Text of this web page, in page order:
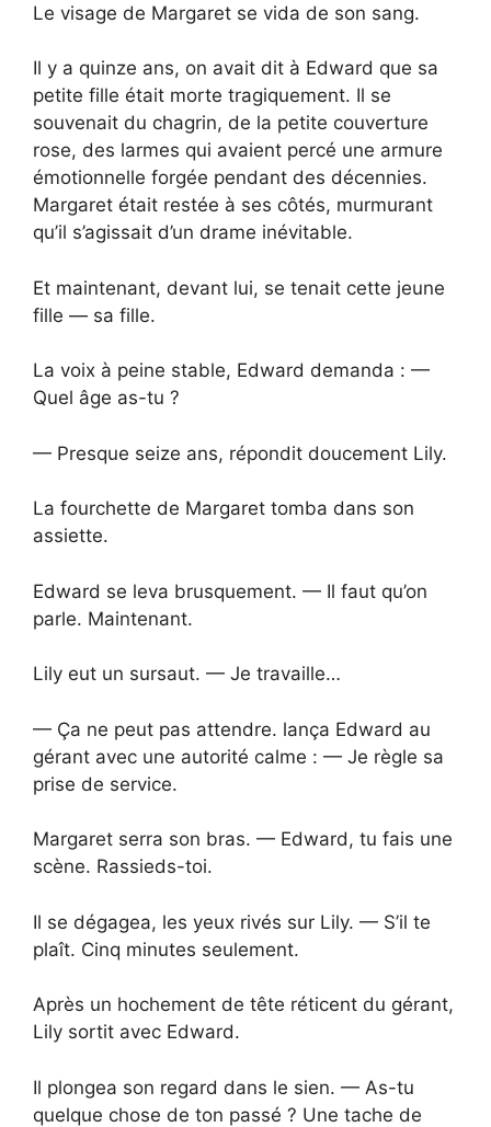
Le visage de Margaret se vida de son sang.
Il y a quinze ans, on avait dit à Edward que sa
petite fille était morte tragiquement. Il se
souvenait du chagrin, de la petite couverture
rose, des larmes qui avaient percé une armure
émotionnelle forgée pendant des décennies.
Margaret était restée à ses côtés, murmurant
qu’il s’agissait d’un drame inévitable.
Et maintenant, devant lui, se tenait cette jeune
fille — sa fille.
La voix à peine stable, Edward demanda : —
Quel âge as-tu ?
— Presque seize ans, répondit doucement Lily.
La fourchette de Margaret tomba dans son
assiette.
Edward se leva brusquement. — Il faut qu’on
parle. Maintenant.
Lily eut un sursaut. — Je travaille…
— Ça ne peut pas attendre. lança Edward au
gérant avec une autorité calme : — Je règle sa
prise de service.
Margaret serra son bras. — Edward, tu fais une
scène. Rassieds-toi.
Il se dégagea, les yeux rivés sur Lily. — S’il te
plaît. Cinq minutes seulement.
Après un hochement de tête réticent du gérant,
Lily sortit avec Edward.
Il plongea son regard dans le sien. — As-tu
quelque chose de ton passé ? Une tache de